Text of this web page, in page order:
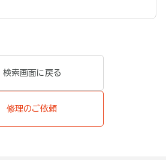
検索画面に戻る
修理のご依頼